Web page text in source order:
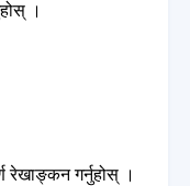
।
रेखाङ्कन गर्नुहोस् ।